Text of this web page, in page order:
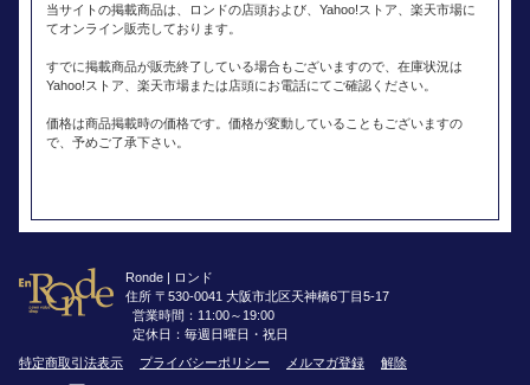
当サイトの掲載商品は、ロンドの店頭および、Yahoo!ストア、楽天市場に
てオンライン販売しております。
すでに掲載商品が販売終了している場合もございますので、在庫状況は
Yahoo!ストア、楽天市場または店頭にお電話にてご確認ください。
価格は商品掲載時の価格です。価格が変動していることもございますの
で、予めご了承下さい。
Ronde | ロンド
住所 〒530-0041 大阪市北区天神橋6丁目5-17
営業時間：11:00～19:00
定休日：毎週日曜日・祝日
特定商取引法表示
プライバシーポリシー メルマガ登録 解除